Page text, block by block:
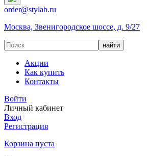
order@stylab.ru
Москва, Звенигородское шоссе, д. 9/27
Акции
Как купить
Контакты
Войти
Личный кабинет
Вход
Регистрация
Корзина пуста